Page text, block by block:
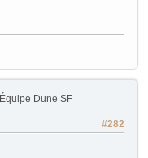
Équipe Dune SF
#282